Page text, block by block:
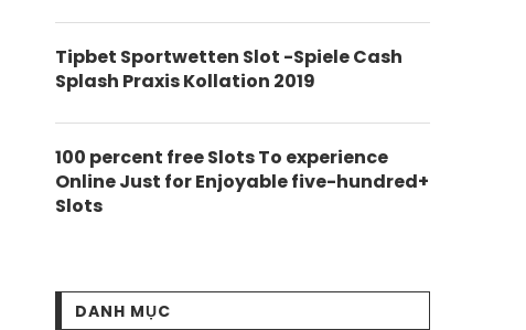
Tipbet Sportwetten Slot -Spiele Cash
Splash Praxis Kollation 2019
100 percent free Slots To experience
Online Just for Enjoyable five-hundred+
Slots
DANH MỤC